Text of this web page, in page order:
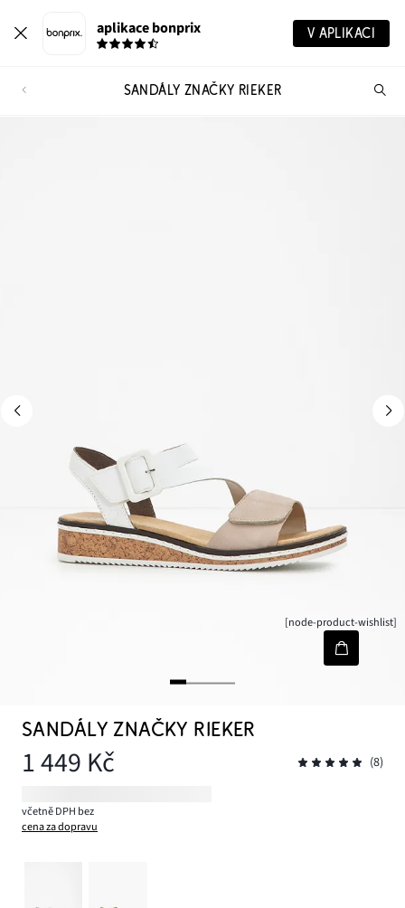
aplikace bonprix V APLIKACI
SANDÁLY ZNAČKY RIEKER
[node-product-wishlist]
SANDÁLY ZNAČKY RIEKER
1 449 Kč (8)
včetně DPH bez
cena za dopravu